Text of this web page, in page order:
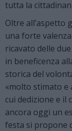
tutta la
Oltre all’aspetto
una forte
ricavato delle
in beneficenza
storica del
«molto stimato e
cui dedizione e il
ancora oggi un
festa si propone